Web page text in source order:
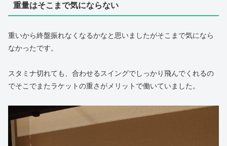
重量はそこまで気にならない
重いから終盤振れなくなるかなと思いましたがそこまで気になら
なかったです。
スタミナ切れても、合わせるスイングでしっかり飛んでくれるの
でそこでまたラケットの重さがメリットで働いていました。